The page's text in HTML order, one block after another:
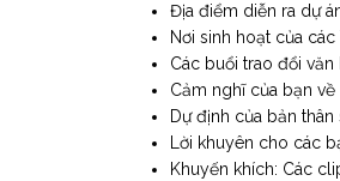
Địa điểm diễn ra dự
Nơi sinh hoạt của
Các buổi trao đổi
Cảm nghĩ của bạn
Dự định của bản
Lời khuyên cho các
Khuyến khích: Các